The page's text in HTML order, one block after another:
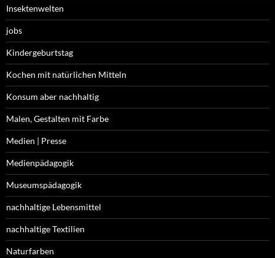
Insektenwelten
jobs
Kindergeburtstag
Kochen mit natürlichen Mitteln
Konsum aber nachhaltig
Malen, Gestalten mit Farbe
Medien | Presse
Medienpädagogik
Museumspädagogik
nachhaltige Lebensmittel
nachhaltige Textilien
Naturfarben